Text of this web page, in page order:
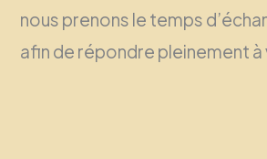
nous prenons le temps
afin de répondre pleinement